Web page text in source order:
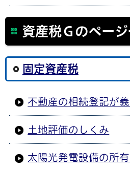
資産税Ｇのペー
固定資産税
不動産の相続登記が
土地評価のしくみ
太陽光発電設備の所